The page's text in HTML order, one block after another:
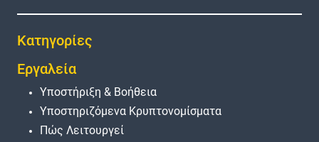
Κατηγορίες
Εργαλεία
Υποστήριξη & Βοήθεια
Υποστηριζόμενα Κρυπτονομίσματα
Πώς Λειτουργεί